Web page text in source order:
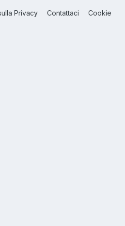
Privacy Contattaci Cookie